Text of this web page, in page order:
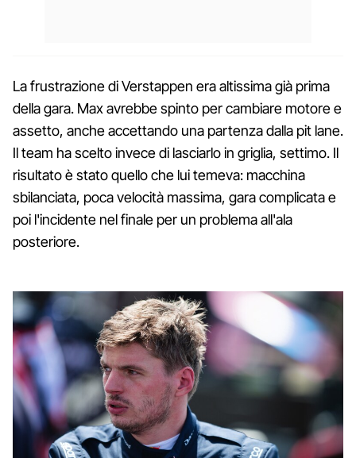
La frustrazione di Verstappen era altissima già prima
della gara. Max avrebbe spinto per cambiare motore e
assetto, anche accettando una partenza dalla pit lane.
Il team ha scelto invece di lasciarlo in griglia, settimo. Il
risultato è stato quello che lui temeva: macchina
sbilanciata, poca velocità massima, gara complicata e
poi l'incidente nel finale per un problema all'ala
posteriore.